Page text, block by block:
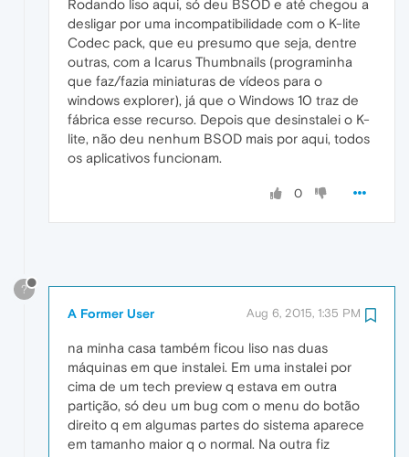
Rodando liso aqui, só deu BSOD e até chegou a
desligar por uma incompatibilidade com o K-lite
Codec pack, que eu presumo que seja, dentre
outras, com a Icarus Thumbnails (programinha
que faz/fazia miniaturas de vídeos para o
windows explorer), já que o Windows 10 traz de
fábrica esse recurso. Depois que desinstalei o K-
lite, não deu nenhum BSOD mais por aqui, todos
os aplicativos funcionam.
0
?
A Former User Aug 6, 2015, 1:35 PM
na minha casa também ficou liso nas duas
máquinas em que instalei. Em uma instalei por
cima de um tech preview q estava em outra
partição, só deu um bug com o menu do botão
direito q em algumas partes do sistema aparece
em tamanho maior q o normal. Na outra fiz